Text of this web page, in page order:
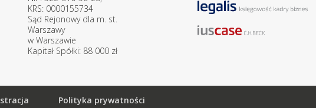
KRS: 0000155734
Sąd Rejonowy dla m. st.
Warszawy
w Warszawie
Kapitał Spółki: 88 000 zł
Polityka prywatności